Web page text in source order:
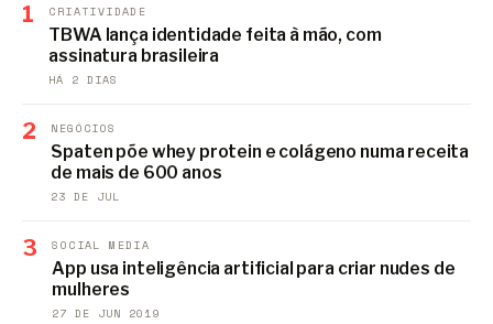
1 CRIATIVIDADE
TBWA lança identidade feita à mão, com
assinatura brasileira
HÁ 2 DIAS
2 NEGÓCIOS
Spaten põe whey protein e colágeno numa receita
de mais de 600 anos
23 DE JUL
3 SOCIAL MEDIA
App usa inteligência artificial para criar nudes de
mulheres
27 DE JUN 2019